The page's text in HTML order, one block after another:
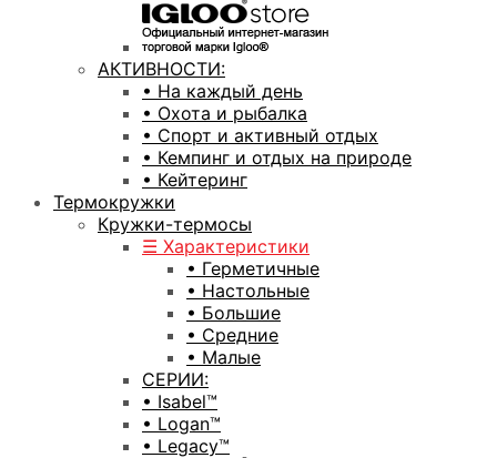
АКТИВНОСТИ:
• На каждый день
• Охота и рыбалка
• Спорт и активный отдых
• Кемпинг и отдых на природе
• Кейтеринг
Термокружки
Кружки-термосы
☰ Характеристики
• Герметичные
• Настольные
• Большие
• Средние
• Малые
СЕРИИ:
• Isabel™
• Logan™
• Legacy™